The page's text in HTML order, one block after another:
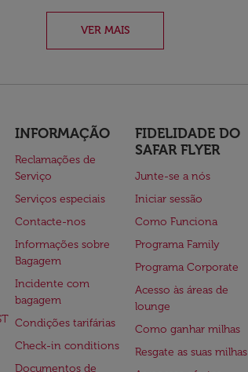
VER MAIS
INFORMAÇÃO
Reclamações de
Serviço
Serviços especiais
Contacte-nos
Informações sobre
Bagagem
Incidente com
bagagem
Condições tarifárias
Check-in conditions
Documentos de
FIDELIDADE DO
SAFAR FLYER
Junte-se a nós
Iniciar sessão
Como Funciona
Programa Family
Programa Corporate
Acesso às áreas de
lounge
Como ganhar milhas
Resgate as suas milhas